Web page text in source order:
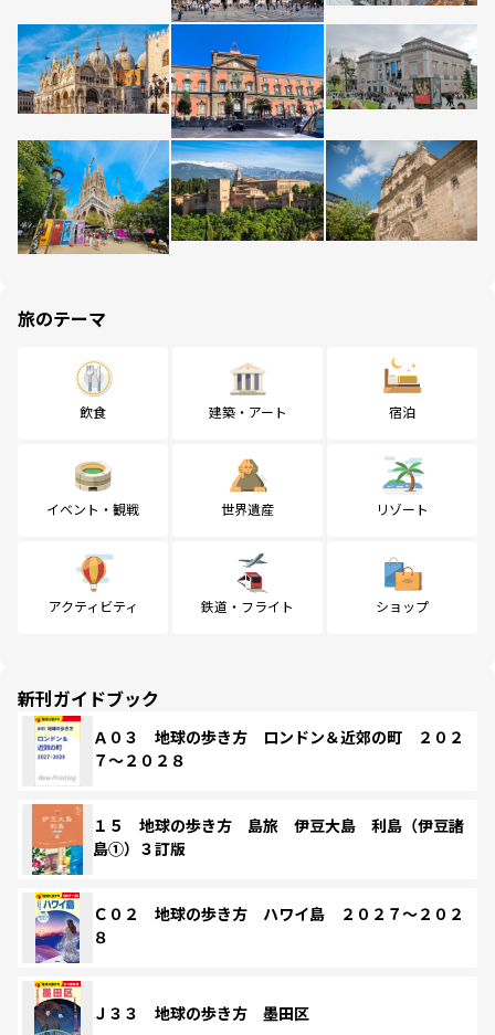
旅のテーマ
飲食 建築・アート 宿泊
イベント・観戦 世界遺産 リゾート
アクティビティ 鉄道・フライト ショップ
新刊ガイドブック
Ａ０３ 地球の歩き方 ロンドン＆近郊の町 ２０２
７～２０２８
１５ 地球の歩き方 島旅 伊豆大島 利島（伊豆諸
島①）３訂版
Ｃ０２ 地球の歩き方 ハワイ島 ２０２７～２０２
８
Ｊ３３ 地球の歩き方 墨田区